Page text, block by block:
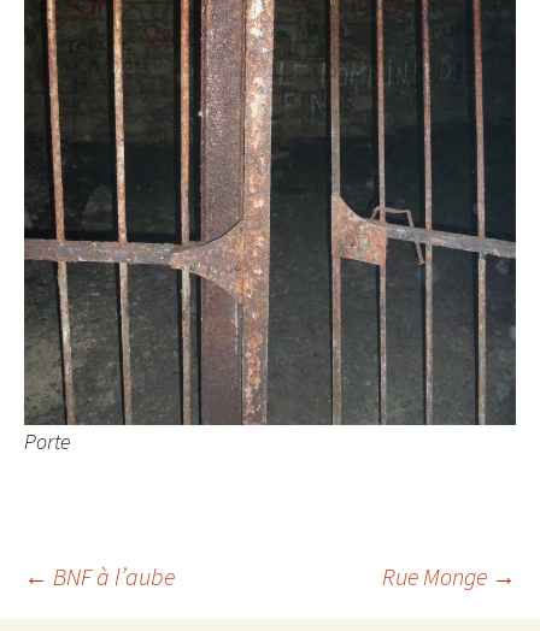
Porte
Navigation
← BNF à l’aube Rue Monge →